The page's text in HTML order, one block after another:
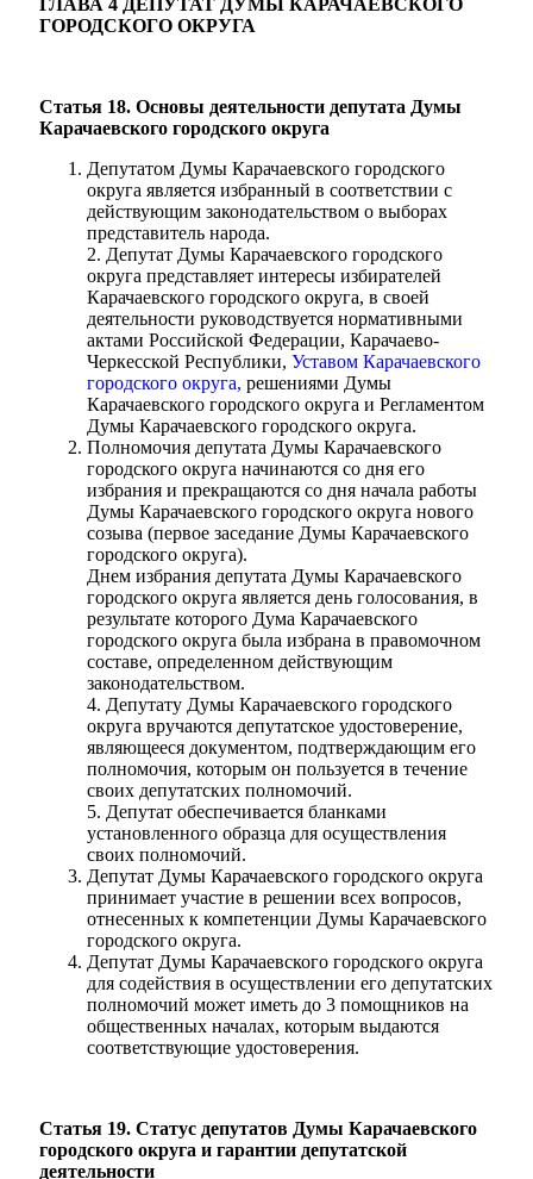
ГЛАВА 4 ДЕПУТАТ ДУМЫ КАРАЧАЕВСКОГО
ГОРОДСКОГО ОКРУГА
Статья 18. Основы деятельности депутата Думы
Карачаевского городского округа
Депутатом Думы Карачаевского городского
округа является избранный в соответствии с
действующим законодательством о выборах
представитель народа.
2. Депутат Думы Карачаевского городского
округа представляет интересы избирателей
Карачаевского городского округа, в своей
деятельности руководствуется нормативными
актами Российской Федерации, Карачаево-
Черкесской Республики, Уставом Карачаевского
городского округа, решениями Думы
Карачаевского городского округа и Регламентом
Думы Карачаевского городского округа.
Полномочия депутата Думы Карачаевского
городского округа начинаются со дня его
избрания и прекращаются со дня начала работы
Думы Карачаевского городского округа нового
созыва (первое заседание Думы Карачаевского
городского округа).
Днем избрания депутата Думы Карачаевского
городского округа является день голосования, в
результате которого Дума Карачаевского
городского округа была избрана в правомочном
составе, определенном действующим
законодательством.
4. Депутату Думы Карачаевского городского
округа вручаются депутатское удостоверение,
являющееся документом, подтверждающим его
полномочия, которым он пользуется в течение
своих депутатских полномочий.
5. Депутат обеспечивается бланками
установленного образца для осуществления
своих полномочий.
Депутат Думы Карачаевского городского округа
принимает участие в решении всех вопросов,
отнесенных к компетенции Думы Карачаевского
городского округа.
Депутат Думы Карачаевского городского округа
для содействия в осуществлении его депутатских
полномочий может иметь до 3 помощников на
общественных началах, которым выдаются
соответствующие удостоверения.
Статья 19. Статус депутатов Думы Карачаевского
городского округа и гарантии депутатской
деятельности